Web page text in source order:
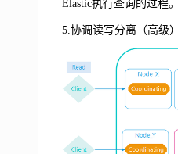
Elastic执行查询的过程。
5.协调读写分离（高级）